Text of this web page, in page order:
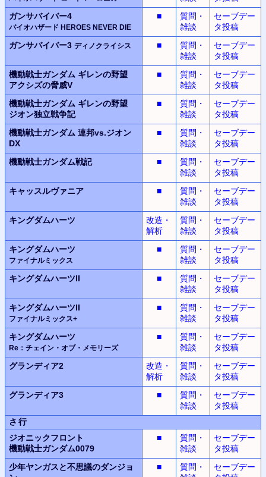
ガンサバイバー4
バイオハザード HEROES NEVER DIE
■
質問・
雑談
セーブデー
タ投稿
ガンサバイバー3 ディノクライシス ■
質問・
雑談
セーブデー
タ投稿
機動戦士ガンダム ギレンの野望
アクシズの脅威V
■
質問・
雑談
セーブデー
タ投稿
機動戦士ガンダム ギレンの野望
ジオン独立戦争記
■
質問・
雑談
セーブデー
タ投稿
機動戦士ガンダム 連邦vs.ジオン
DX
■
質問・
雑談
セーブデー
タ投稿
機動戦士ガンダム戦記 ■
質問・
雑談
セーブデー
タ投稿
キャッスルヴァニア
■
質問・
雑談
セーブデー
タ投稿
キングダムハーツ
改造・
解析
質問・
雑談
セーブデー
タ投稿
キングダムハーツ
ファイナルミックス
■
質問・
雑談
セーブデー
タ投稿
キングダムハーツII
■
質問・
雑談
セーブデー
タ投稿
キングダムハーツII
ファイナルミックス+
■
質問・
雑談
セーブデー
タ投稿
キングダムハーツ
Re：チェイン・オブ・メモリーズ
■
質問・
雑談
セーブデー
タ投稿
グランディア2
改造・
解析
質問・
雑談
セーブデー
タ投稿
グランディア3
■
質問・
雑談
セーブデー
タ投稿
さ行
ジオニックフロント
機動戦士ガンダム0079
■
質問・
雑談
セーブデー
タ投稿
少年ヤンガスと不思議のダンジョ
■
質問・
セーブデー